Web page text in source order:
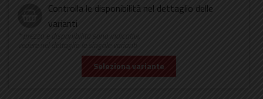
Controlla le disponibilità nel dettaglio delle
varianti
* prezzo e disponibilità sono indicativi,
vedere nel dettaglio le singole varianti
Seleziona variante